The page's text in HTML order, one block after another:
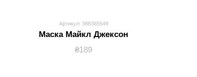
Артикул: 388385549
Маска Майкл Джексон
₴189